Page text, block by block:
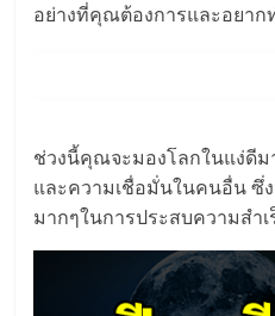
อย่างที่คุณต้องการและอยาก
ช่วงนี้คุณจะมองโลกในแง่ดีม
และความเชื่อมั่นในคนอื่น ซึ่
มากๆในการประสบความสำ